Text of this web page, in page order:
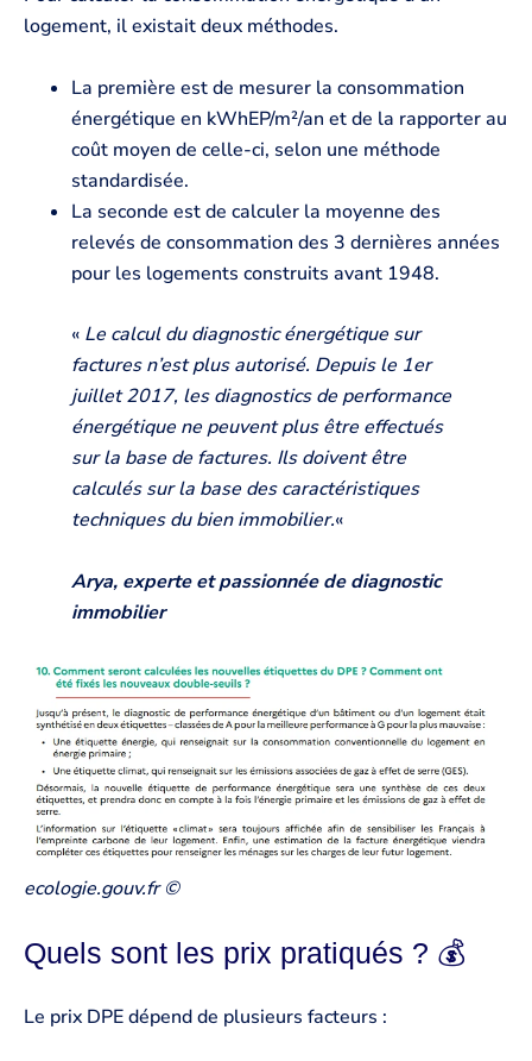
logement, il existait deux méthodes.
La première est de mesurer la consommation
énergétique en kWhEP/m²/an et de la rapporter au
coût moyen de celle-ci, selon une méthode
standardisée.
La seconde est de calculer la moyenne des
relevés de consommation des 3 dernières années
pour les logements construits avant 1948.
« Le calcul du diagnostic énergétique sur
factures n’est plus autorisé. Depuis le 1er
juillet 2017, les diagnostics de performance
énergétique ne peuvent plus être effectués
sur la base de factures. Ils doivent être
calculés sur la base des caractéristiques
techniques du bien immobilier.«
Arya, experte et passionnée de diagnostic
immobilier
ecologie.gouv.fr ©
Quels sont les prix pratiqués ? 💰
Le prix DPE dépend de plusieurs facteurs :